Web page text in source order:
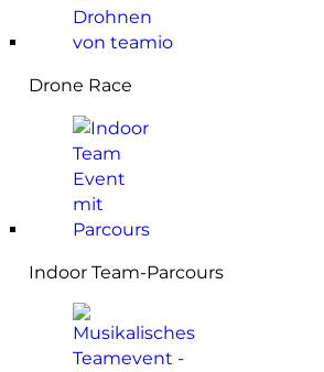
Drone Race
Indoor Team-Parcours